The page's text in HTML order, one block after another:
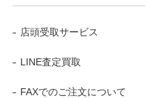
店頭受取サービス
LINE査定買取
FAXでのご注文について